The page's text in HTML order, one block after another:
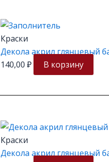
Краски
Декола акрил глянцевый
140,00 ₽ В корзину
Краски
Декола акрил глянцевый